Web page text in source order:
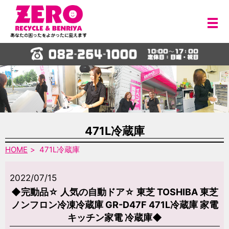
メ
471L冷蔵庫
HOME 471L冷蔵庫
2022/07/15
◆完動品☆ 人気の自動ドア☆ 東芝 TOSHIBA 東芝
ノンフロン冷凍冷蔵庫 GR-D47F 471L冷蔵庫 家電
キッチン家電 冷蔵庫◆